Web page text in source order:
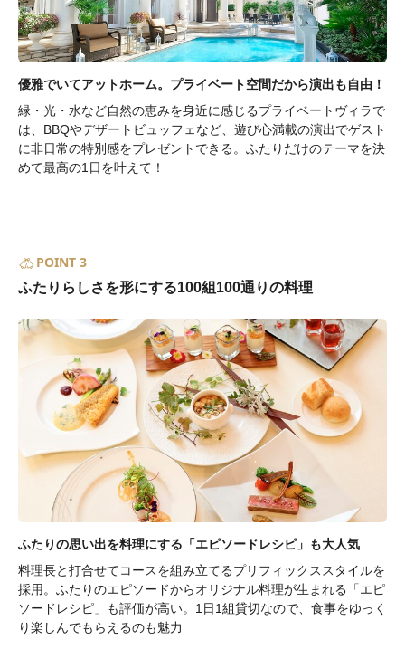
優雅でいてアットホーム。プライベート空間だから演出も自由！
緑・光・水など自然の恵みを身近に感じるプライベートヴィラで
は、BBQやデザートビュッフェなど、遊び心満載の演出でゲスト
に非日常の特別感をプレゼントできる。ふたりだけのテーマを決
めて最高の1日を叶えて！
POINT 3
ふたりらしさを形にする100組100通りの料理
ふたりの思い出を料理にする「エピソードレシピ」も大人気
料理長と打合せてコースを組み立てるプリフィックススタイルを
採用。ふたりのエピソードからオリジナル料理が生まれる「エピ
ソードレシピ」も評価が高い。1日1組貸切なので、食事をゆっく
り楽しんでもらえるのも魅力